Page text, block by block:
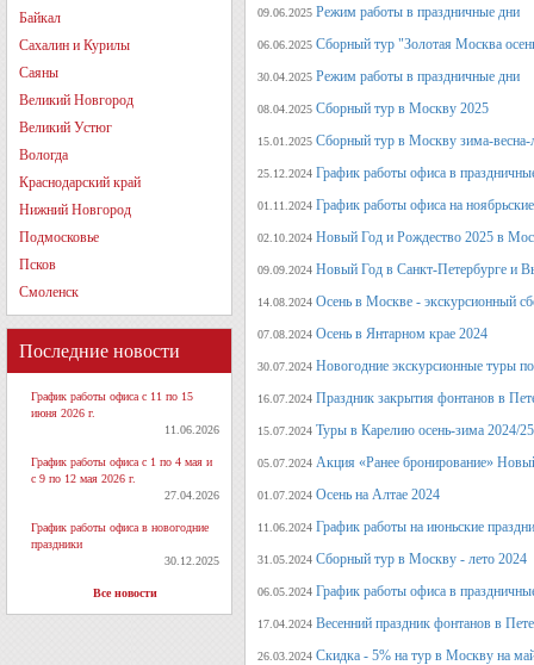
Байкал
Сахалин и Курилы
Саяны
Великий Новгород
Великий Устюг
Вологда
Краснодарский край
Нижний Новгород
Подмосковье
Псков
Смоленск
Последние новости
График работы офиса с 11 по 15
июня 2026 г.
11.06.2026
График работы офиса с 1 по 4 мая и
с 9 по 12 мая 2026 г.
27.04.2026
График работы офиса в новогодние
праздники
30.12.2025
Все новости
09.06.2025 Режим работы в праздничные дни
06.06.2025 Сборный тур "Золотая Москва
30.04.2025 Режим работы в праздничные дни
08.04.2025 Сборный тур в Москву 2025
15.01.2025 Сборный тур в Москву зима-весна-
25.12.2024 График работы офиса в
01.11.2024 График работы офиса на
02.10.2024 Новый Год и Рождество 2025 в
09.09.2024 Новый Год в Санкт-Петербурге и
14.08.2024 Осень в Москве - экскурсионный
07.08.2024 Осень в Янтарном крае 2024
30.07.2024 Новогодние экскурсионные туры
16.07.2024 Праздник закрытия фонтанов в
15.07.2024 Туры в Карелию осень-зима 2024/25
05.07.2024 Акция «Ранее бронирование»
01.07.2024 Осень на Алтае 2024
11.06.2024 График работы на июньские
31.05.2024 Сборный тур в Москву - лето 2024
06.05.2024 График работы офиса в
17.04.2024 Весенний праздник фонтанов в
26.03.2024 Скидка - 5% на тур в Москву на